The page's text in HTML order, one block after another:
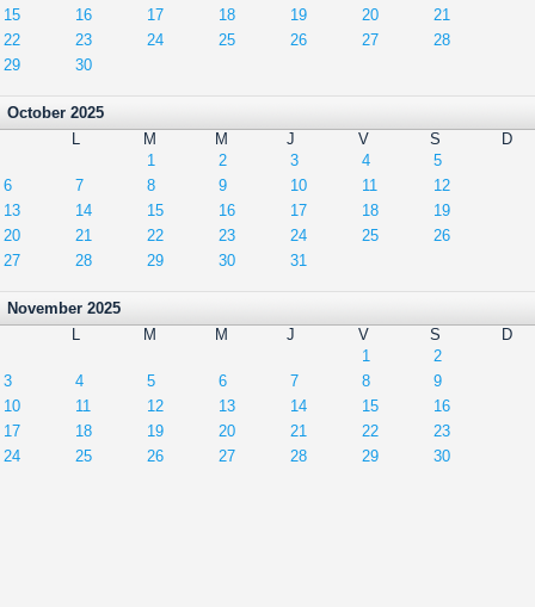
15
16 17 18 19 20
21
22
23 24 25 26 27
28
29
30
October 2025
L
M M J V S
D
1
2 3 4
5
6
7 8 9 10 11
12
13
14 15 16 17 18
19
20
21 22 23 24 25
26
27
28 29 30 31
November 2025
L
M M J V S
D
1
2
3
4 5 6 7 8
9
10
11 12 13 14 15
16
17
18 19 20 21 22
23
24
25 26 27 28 29 30